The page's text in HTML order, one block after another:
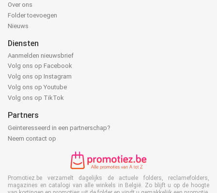
Over ons
Folder toevoegen
Nieuws
Diensten
Aanmelden nieuwsbrief
Volg ons op Facebook
Volg ons op Instagram
Volg ons op Youtube
Volg ons op TikTok
Partners
Geïnteresseerd in een partnerschap?
Neem contact op
Promotiez.be verzamelt dagelijks de actuele folders, reclamefolders,
magazines en catalogi van alle winkels in België. Zo blijft u op de hoogte